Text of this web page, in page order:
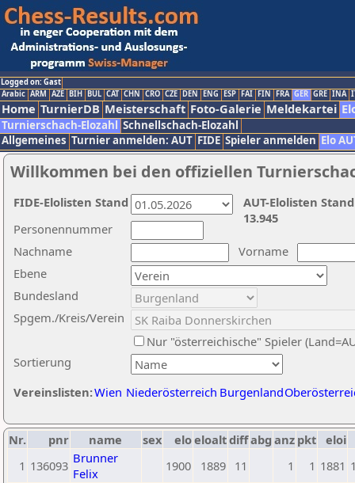
Logged on: Gast
Arabic ARM AZE BIH BUL CAT CHN CRO CZE DEN ENG ESP FAI FIN FRA GER GRE INA
Home TurnierDB Meisterschaft Foto-Galerie Meldekartei
Turnierschach-Elozahl Schnellschach-Elozahl
Allgemeines Turnier anmelden: AUT FIDE Spieler anmelden Elo
Willkommen bei den offiziellen
Nachname
Vorname
Ebene
Sortierung
Personennummer
Bundesland
Spgem./Kreis/Verein
Nur "österreichische" Spieler
Vereinslisten:Wien Niederösterreich Burgenland
AUT-Elolisten
13.945
FIDE-Elolisten Stand
Nr. pnr name sex eloeloaltdiffabg anz pkt eloi
1 136093 Brunner
Felix
1900 1889 11 1 1 1881